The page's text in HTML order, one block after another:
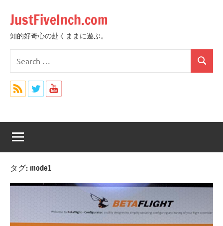
content
JustFiveInch.com
知的好奇心の赴くままに遊ぶ。
for:
Search
タグ: mode1